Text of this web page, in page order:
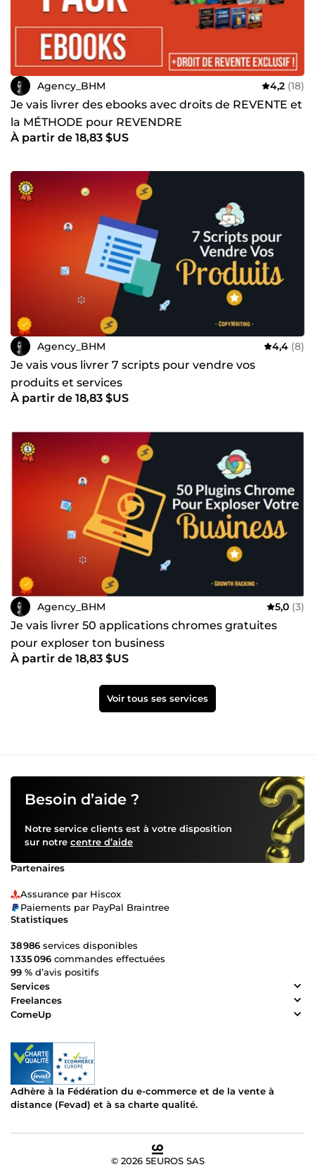
Agency_BHM 4,2 (18)
Je vais livrer des ebooks avec droits de REVENTE et
la MÉTHODE pour REVENDRE
À partir de 18,83 $US
Agency_BHM 4,4 (8)
Je vais vous livrer 7 scripts pour vendre vos
produits et services
À partir de 18,83 $US
Agency_BHM 5,0 (3)
Je vais livrer 50 applications chromes gratuites
pour exploser ton business
À partir de 18,83 $US
Voir tous ses services
Besoin d’aide ?
Notre service clients est à votre disposition
sur notre centre d’aide
Partenaires
Assurance par Hiscox
Paiements par PayPal Braintree
Statistiques
38 986 services disponibles
1 335 096 commandes effectuées
99 % d’avis positifs
Services
Freelances
ComeUp
Adhère à la Fédération du e-commerce et de la vente à
distance (Fevad) et à sa charte qualité.
© 2026 5EUROS SAS